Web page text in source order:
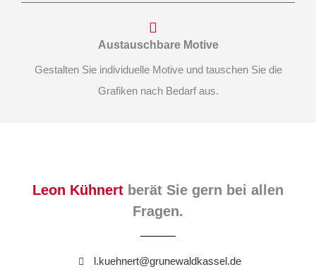
Austauschbare Motive
Gestalten Sie individuelle Motive und tauschen Sie die
Grafiken nach Bedarf aus.
Leon Kühnert berät Sie gern bei allen
Fragen.
l.kuehnert@grunewaldkassel.de